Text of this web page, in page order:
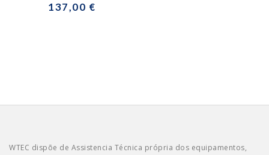
137,00 €
WTEC dispõe de Assistencia Técnica própria dos equipamentos,